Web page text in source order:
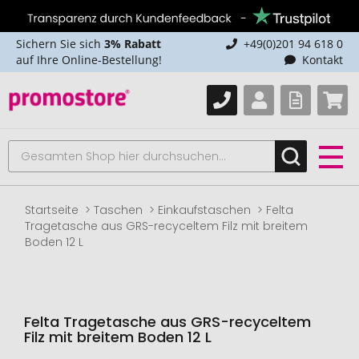
Sichern Sie sich 3% Rabatt
auf Ihre Online-Bestellung!
+49(0)201 94 618 0
Kontakt
Startseite Taschen Einkaufstaschen
Felta
Tragetasche aus GRS-recyceltem Filz mit breitem
Boden 12 L
Felta Tragetasche aus GRS-recyceltem
Filz mit breitem Boden 12 L